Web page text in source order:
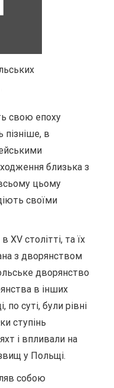
свою епоху
пізніше, в
близька з
цьому
своїми
XV столітті, та їх
з дворянством
дворянство
в інших
по суті, були рівні
ступінь
і впливали на
у Польщі.
собою